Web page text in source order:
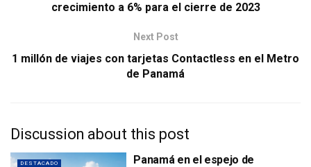
crecimiento a 6% para el cierre de 2023
Next Post
1 millón de viajes con tarjetas Contactless en el Metro
de Panamá
Discussion about this post
DESTACADO
Panamá en el espejo de